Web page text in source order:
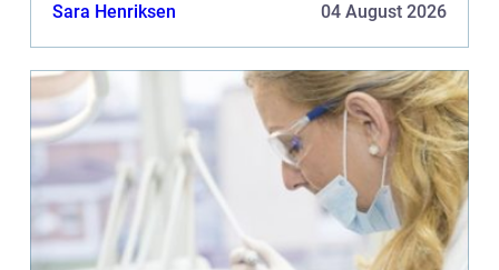
Sara Henriksen 04 August 2026